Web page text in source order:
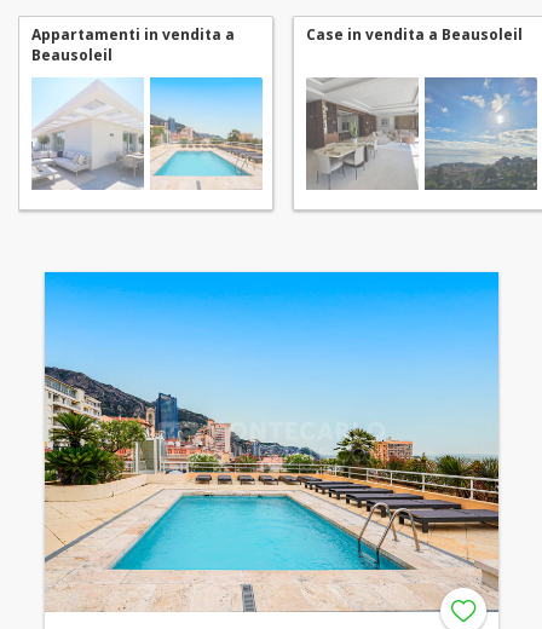
Appartamenti in vendita a
Beausoleil
Case in vendita a Beausoleil